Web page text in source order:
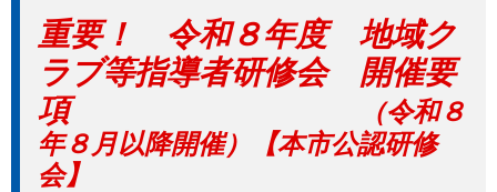
重要！ 令和８年度 地域ク
ラブ等指導者研修会 開催要
項
（令和８
年８月以降開催）
【本市公認研修
会】